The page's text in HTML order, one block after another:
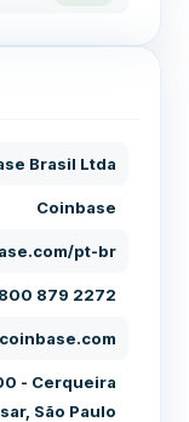
Brasil Ltda
Coinbase
pt-br
879 2272
- Cerqueira
São Paulo